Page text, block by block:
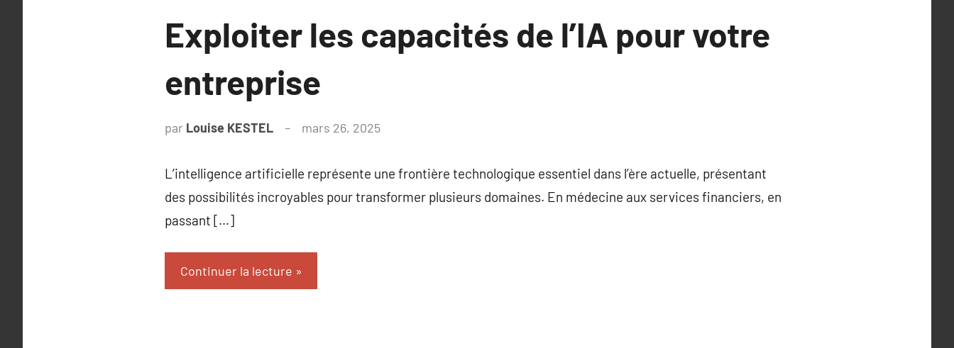
Exploiter les capacités de l’IA pour votre
entreprise
par Louise KESTEL mars 26, 2025
L’intelligence artificielle représente une frontière technologique essentiel dans l’ère actuelle, présentant
des possibilités incroyables pour transformer plusieurs domaines. En médecine aux services financiers, en
passant […]
Continuer la lecture